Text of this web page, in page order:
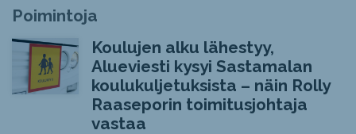
Poimintoja
Koulujen alku lähestyy,
Alueviesti kysyi Sastamalan
koulukuljetuksista – näin Rolly
Raaseporin toimitusjohtaja
vastaa